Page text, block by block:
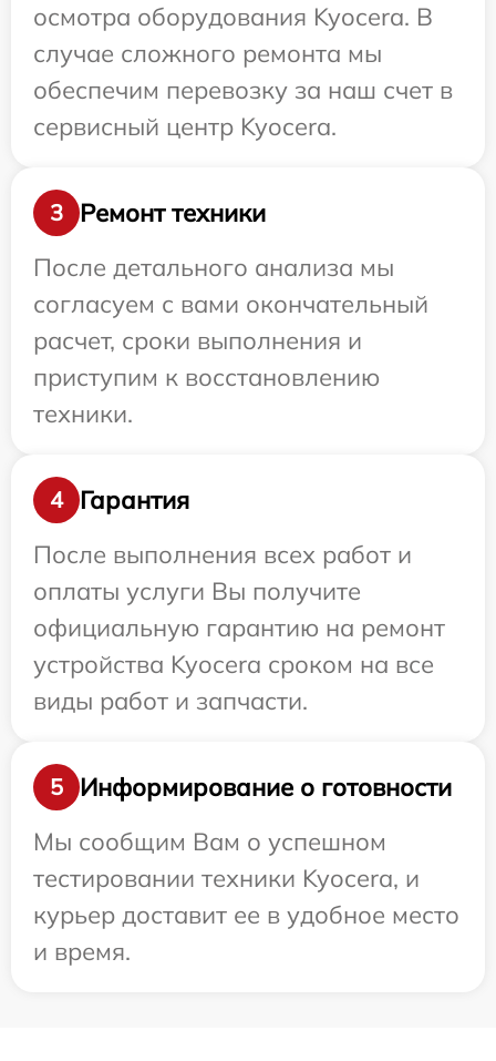
осмотра оборудования Kyocera. В
случае сложного ремонта мы
обеспечим перевозку за наш счет в
сервисный центр Kyocera.
3
Ремонт техники
После детального анализа мы
согласуем с вами окончательный
расчет, сроки выполнения и
приступим к восстановлению
техники.
4
Гарантия
После выполнения всех работ и
оплаты услуги Вы получите
официальную гарантию на ремонт
устройства Kyocera сроком на все
виды работ и запчасти.
5
Информирование о готовности
Мы сообщим Вам о успешном
тестировании техники Kyocera, и
курьер доставит ее в удобное место
и время.